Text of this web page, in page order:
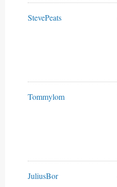
StevePeats
Tommylom
JuliusBor